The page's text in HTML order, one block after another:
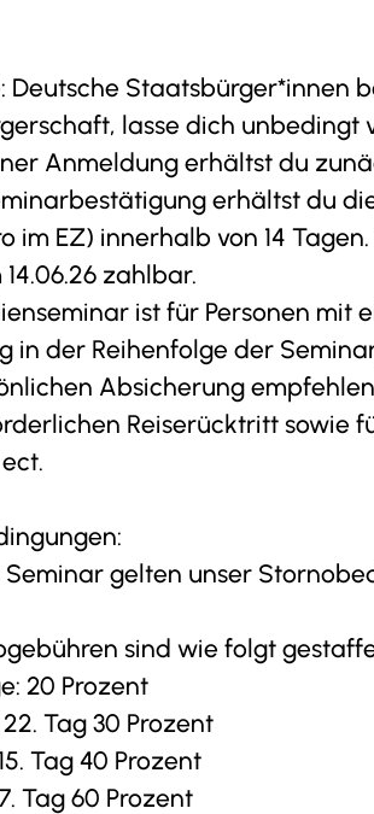
Deutsche
lasse dich unbedingt
Anmeldung erhältst du
erhältst du
im EZ) innerhalb von 14
zahlbar.
ist für Personen
in der Reihenfolge der
Absicherung
Reiserücktritt sowie
Seminar gelten unser
sind wie folgt
20 Prozent
Tag 30 Prozent
Tag 40 Prozent
Tag 60 Prozent